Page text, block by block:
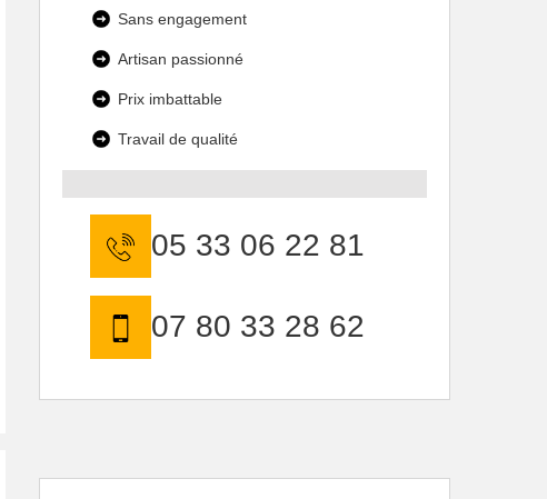
Sans engagement
Artisan passionné
Prix imbattable
Travail de qualité
05 33 06 22 81
07 80 33 28 62